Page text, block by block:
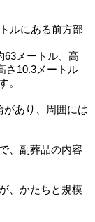
ルにある前方部
63メートル、高
さ10.3メートル
。
あり、周囲には
、副葬品の内容
、かたちと規模